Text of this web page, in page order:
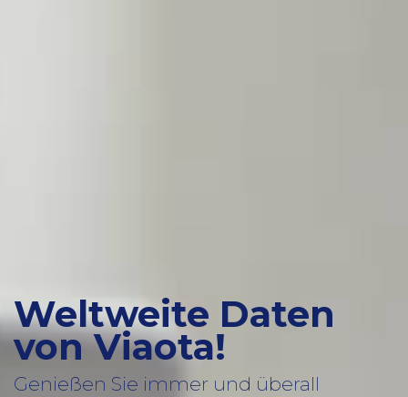
Weltweite Daten
von Viaota!
Genießen Sie immer und überall